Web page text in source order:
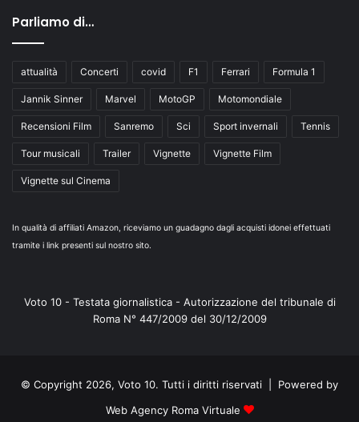
Parliamo di…
attualità Concerti covid F1 Ferrari Formula 1
Jannik Sinner Marvel MotoGP Motomondiale
Recensioni Film Sanremo Sci Sport invernali Tennis
Tour musicali Trailer Vignette Vignette Film
Vignette sul Cinema
In qualità di affiliati Amazon, riceviamo un guadagno dagli acquisti idonei effettuati
tramite i link presenti sul nostro sito.
Voto 10 - Testata giornalistica - Autorizzazione del tribunale di
Roma N° 447/2009 del 30/12/2009
© Copyright 2026, Voto 10. Tutti i diritti riservati | Powered by
Web Agency Roma Virtuale